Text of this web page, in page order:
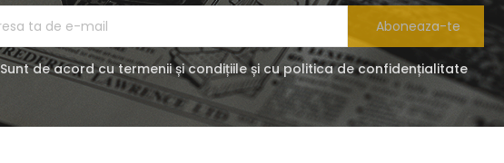
Aboneaza-te
Sunt de acord cu termenii și condițiile și cu politica de confidențialitate